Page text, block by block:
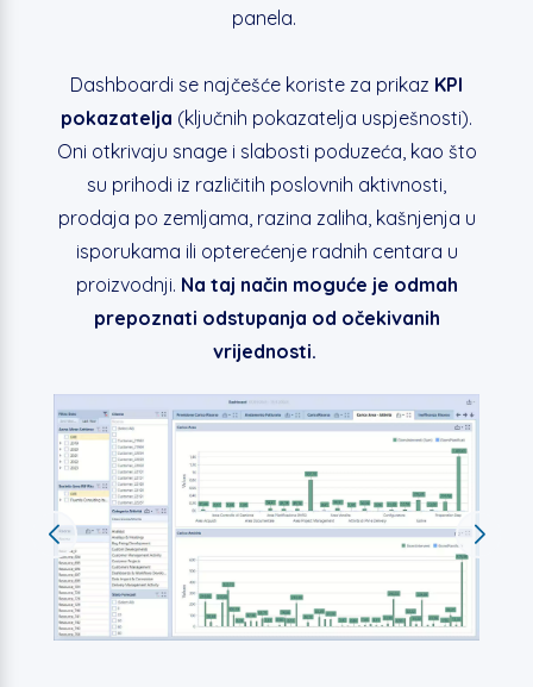
panela.
Dashboardi se najčešće koriste za prikaz KPI
pokazatelja (ključnih pokazatelja uspješnosti).
Oni otkrivaju snage i slabosti poduzeća, kao što
su prihodi iz različitih poslovnih aktivnosti,
prodaja po zemljama, razina zaliha, kašnjenja u
isporukama ili opterećenje radnih centara u
proizvodnji. Na taj način moguće je odmah
prepoznati odstupanja od očekivanih
vrijednosti.